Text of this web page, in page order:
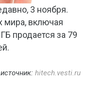
3 ноября.
мира, включая
продается за 79
источник: hitech.vesti.ru